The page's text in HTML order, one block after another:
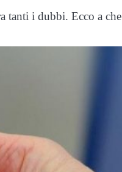
tanti i dubbi. Ecco a che